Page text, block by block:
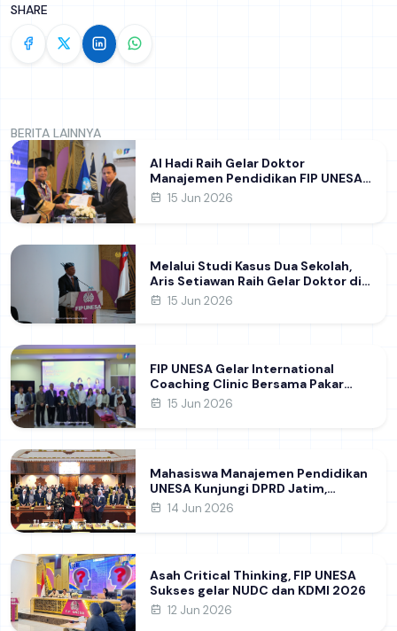
SHARE
BERITA LAINNYA
Al Hadi Raih Gelar Doktor
Manajemen Pendidikan FIP UNESA
melalui Riset Pembentukan
15 Jun 2026
Melalui Studi Kasus Dua Sekolah,
Aris Setiawan Raih Gelar Doktor di
FIP UNESA Usai Kupas Manajemen
15 Jun 2026
FIP UNESA Gelar International
Coaching Clinic Bersama Pakar
Khon Kaen University Thailand,
Ilmiah Internasional dukung SDG 4
15 Jun 2026
Mahasiswa Manajemen Pendidikan
UNESA Kunjungi DPRD Jatim,
Perdalam Pemahaman Kebijakan
14 Jun 2026
Asah Critical Thinking, FIP UNESA
Sukses gelar NUDC dan KDMI 2026
12 Jun 2026